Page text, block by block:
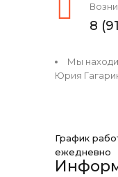
8
Мы
Юрия
График
ежедневно